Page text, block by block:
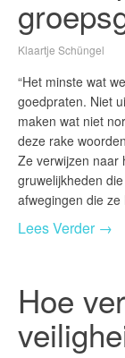
Klaartje Schüngel
“Het minste wat
goedpraten. Niet
maken wat niet
deze rake
Ze verwijzen naar
gruwelijkheden
afwegingen die
Lees Verder →
Hoe